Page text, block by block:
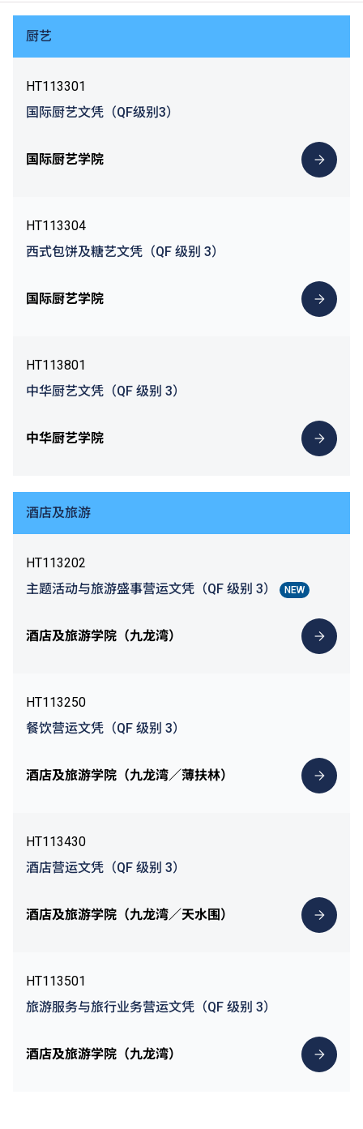
厨艺
HT113301
国际厨艺文凭（QF级别3）
国际厨艺学院
HT113304
西式包饼及糖艺文凭（QF 级别 3）
国际厨艺学院
HT113801
中华厨艺文凭（QF 级别 3）
中华厨艺学院
酒店及旅游
HT113202
主题活动与旅游盛事营运文凭（QF 级别 3）
NEW
酒店及旅游学院（九龙湾）
HT113250
餐饮营运文凭（QF 级别 3）
酒店及旅游学院（九龙湾／薄扶林）
HT113430
酒店营运文凭（QF 级别 3）
酒店及旅游学院（九龙湾／天水围）
HT113501
旅游服务与旅行业务营运文凭（QF 级别 3）
酒店及旅游学院（九龙湾）